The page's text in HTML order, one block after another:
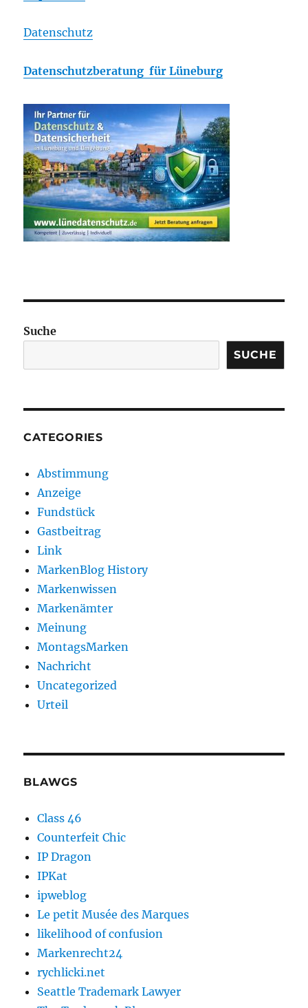
Datenschutz
Datenschutzberatung für Lüneburg
Suche
SUCHE
CATEGORIES
Abstimmung
Anzeige
Fundstück
Gastbeitrag
Link
MarkenBlog History
Markenwissen
Markenämter
Meinung
MontagsMarken
Nachricht
Uncategorized
Urteil
BLAWGS
Class 46
Counterfeit Chic
IP Dragon
IPKat
ipweblog
Le petit Musée des Marques
likelihood of confusion
Markenrecht24
rychlicki.net
Seattle Trademark Lawyer